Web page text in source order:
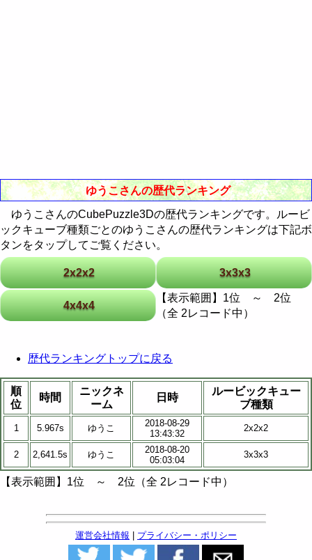
ゆうこさんの歴代ランキング
ゆうこさんのCubePuzzle3Dの歴代ランキングです。ルービ
ックキューブ種類ごとのゆうこさんの歴代ランキングは下記ボ
タンをタップしてご覧ください。
2x2x2 3x3x3
4x4x4
【表示範囲】1位 ～ 2位
（全 2レコード中）
歴代ランキングトップに戻る
順
位
時間
ニックネ
ーム
日時
ルービックキュー
ブ種類
1 5.967s ゆうこ
2018-08-29
13:43:32
2x2x2
2 2,641.5s ゆうこ
2018-08-20
05:03:04
3x3x3
【表示範囲】1位 ～ 2位（全 2レコード中）
運営会社情報 | プライバシー・ポリシー